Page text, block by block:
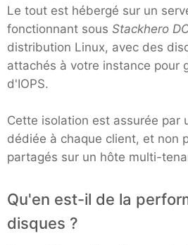
Le tout est hébergé sur un
fonctionnant sous Stackhero
distribution Linux, avec des
attachés à votre instance pour
d'IOPS.
Cette isolation est assurée par
dédiée à chaque client, et non
partagés sur un hôte multi-
Qu'en est-il de la
disques ?